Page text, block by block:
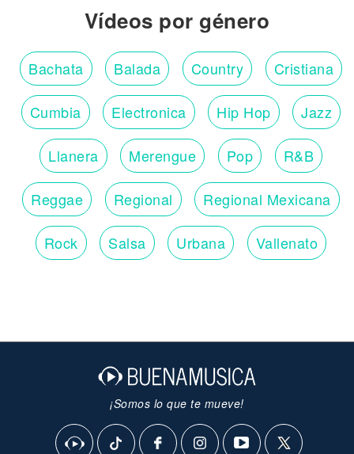
Vídeos por género
Bachata Balada Country Cristiana
Cumbia Electronica Hip Hop Jazz
Llanera Merengue Pop R&B
Reggae Regional Regional Mexicana
Rock Salsa Urbana Vallenato
¡Somos lo que te mueve!